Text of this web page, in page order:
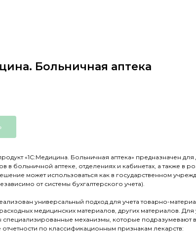
Больничная аптека
«1C:Медицина. Больничная аптека» предназначен для
в больничной аптеке, отделениях и кабинетах, а также в
может использоваться как в государственном
от системы бухгалтерского учета).
универсальный подход для учета товарно-
медицинских материалов, других материалов. Для
механизмы, которые подразумевают
по классификационным признакам лекарств: